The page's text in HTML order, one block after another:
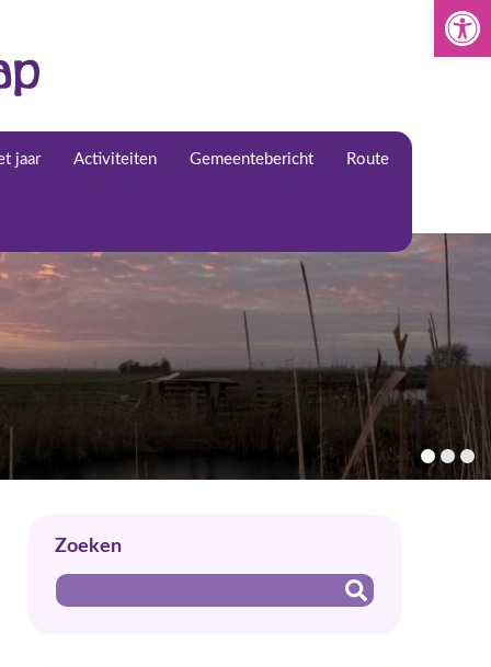
jaar Activiteiten Gemeentebericht Route
Zoeken